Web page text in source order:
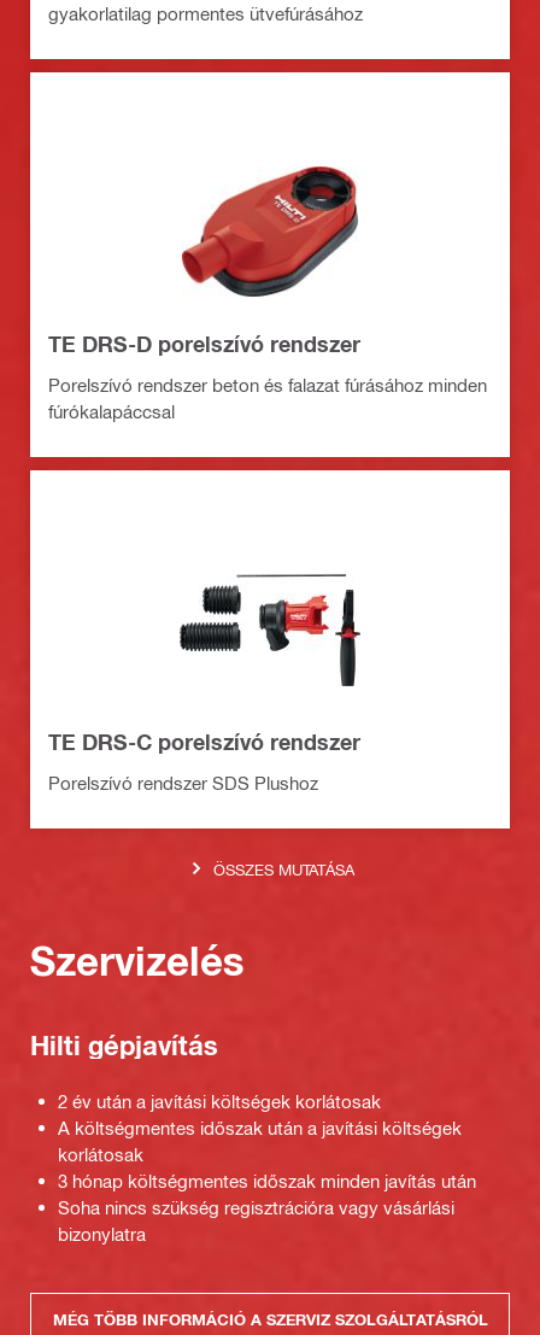
gyakorlatilag pormentes ütvefúrásához
TE DRS-D porelszívó rendszer
Porelszívó rendszer beton és falazat fúrásához minden
fúrókalapáccsal
TE DRS-C porelszívó rendszer
Porelszívó rendszer SDS Plushoz
ÖSSZES MUTATÁSA
Szervizelés
Hilti gépjavítás
2 év után a javítási költségek korlátosak
A költségmentes időszak után a javítási költségek
korlátosak
3 hónap költségmentes időszak minden javítás után
Soha nincs szükség regisztrációra vagy vásárlási
bizonylatra
MÉG TÖBB INFORMÁCIÓ A SZERVIZ SZOLGÁLTATÁSRÓL